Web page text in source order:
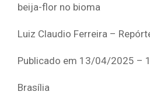
beija-flor no bioma
Luiz Claudio Ferreira –
Publicado em 13/04/2025 –
Brasília